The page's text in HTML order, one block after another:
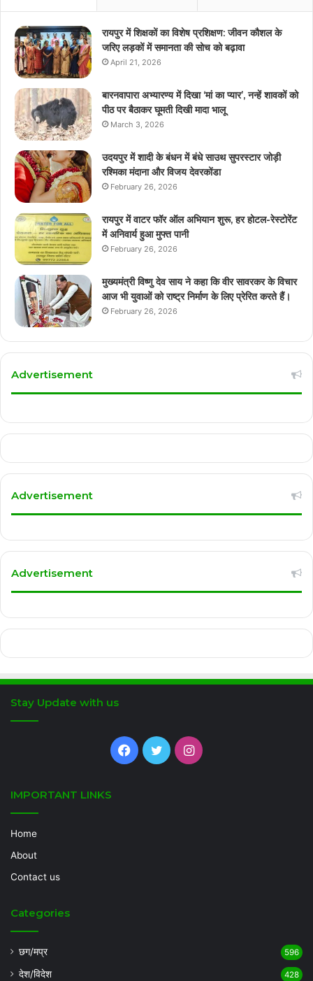
रायपुर में शिक्षकों का विशेष प्रशिक्षण: जीवन कौशल के
जरिए लड़कों में समानता की सोच को बढ़ावा
April 21, 2026
बारनवापारा अभ्यारण्य में दिखा ‘मां का प्यार’, नन्हें शावकों को
पीठ पर बैठाकर घूमती दिखी मादा भालू
March 3, 2026
उदयपुर में शादी के बंधन में बंधे साउथ सुपरस्टार जोड़ी
रश्मिका मंदाना और विजय देवरकोंडा
February 26, 2026
रायपुर में वाटर फॉर ऑल अभियान शुरू, हर होटल-रेस्टोरेंट
में अनिवार्य हुआ मुफ्त पानी
February 26, 2026
मुख्यमंत्री विष्णु देव साय ने कहा कि वीर सावरकर के विचार
आज भी युवाओं को राष्ट्र निर्माण के लिए प्रेरित करते हैं।
February 26, 2026
Advertisement
Advertisement
Advertisement
Stay Update with us
Facebook
TwitterInstagram
IMPORTANT LINKS
Home
About
Contact us
Categories
छग/मप्र 596
देश/विदेश 428